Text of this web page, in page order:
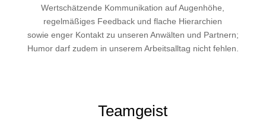
Wertschätzende Kommunikation auf Augenhöhe,
regelmäßiges Feedback und flache Hierarchien
sowie enger Kontakt zu unseren Anwälten und Partnern;
Humor darf zudem in unserem Arbeitsalltag nicht fehlen.
Teamgeist